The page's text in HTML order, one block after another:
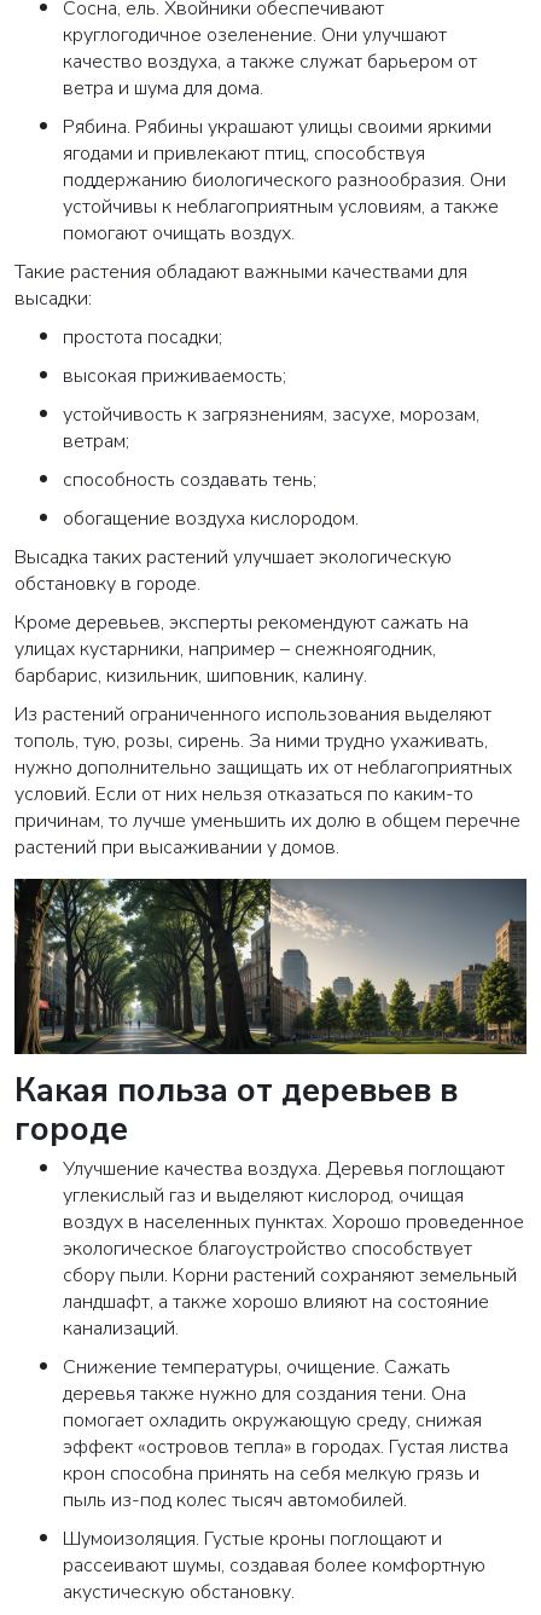
Сосна, ель. Хвойники обеспечивают
круглогодичное озеленение. Они улучшают
качество воздуха, а также служат барьером от
ветра и шума для дома.
Рябина. Рябины украшают улицы своими яркими
ягодами и привлекают птиц, способствуя
поддержанию биологического разнообразия. Они
устойчивы к неблагоприятным условиям, а также
помогают очищать воздух.
Такие растения обладают важными качествами для
высадки:
простота посадки;
высокая приживаемость;
устойчивость к загрязнениям, засухе, морозам,
ветрам;
способность создавать тень;
обогащение воздуха кислородом.
Высадка таких растений улучшает экологическую
обстановку в городе.
Кроме деревьев, эксперты рекомендуют сажать на
улицах кустарники, например – снежноягодник,
барбарис, кизильник, шиповник, калину.
Из растений ограниченного использования выделяют
тополь, тую, розы, сирень. За ними трудно ухаживать,
нужно дополнительно защищать их от неблагоприятных
условий. Если от них нельзя отказаться по каким-то
причинам, то лучше уменьшить их долю в общем перечне
растений при высаживании у домов.
Какая польза от деревьев в
городе
Улучшение качества воздуха. Деревья поглощают
углекислый газ и выделяют кислород, очищая
воздух в населенных пунктах. Хорошо проведенное
экологическое благоустройство способствует
сбору пыли. Корни растений сохраняют земельный
ландшафт, а также хорошо влияют на состояние
канализаций.
Снижение температуры, очищение. Сажать
деревья также нужно для создания тени. Она
помогает охладить окружающую среду, снижая
эффект «островов тепла» в городах. Густая листва
крон способна принять на себя мелкую грязь и
пыль из-под колес тысяч автомобилей.
Шумоизоляция. Густые кроны поглощают и
рассеивают шумы, создавая более комфортную
акустическую обстановку.